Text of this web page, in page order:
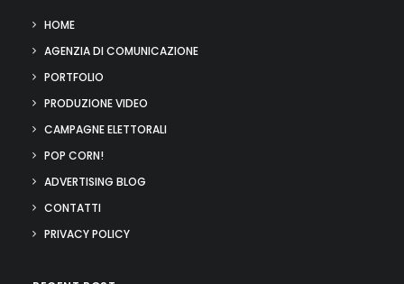
HOME
AGENZIA DI COMUNICAZIONE
PORTFOLIO
PRODUZIONE VIDEO
CAMPAGNE ELETTORALI
POP CORN!
ADVERTISING BLOG
CONTATTI
PRIVACY POLICY